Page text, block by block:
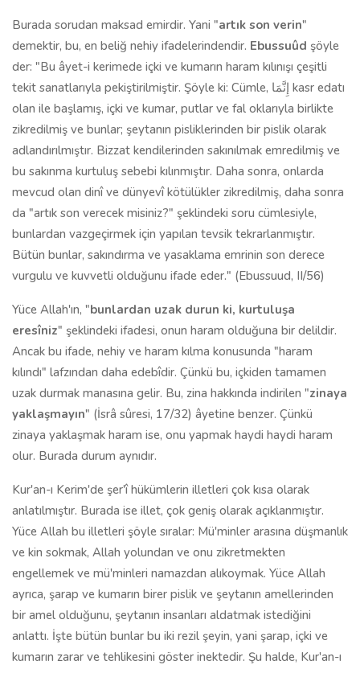
Burada sorudan maksad emirdir. Yani "artık son verin"
demektir, bu, en beliğ nehiy ifadelerindendir. Ebussuûd şöyle
der: "Bu âyet-i kerimede içki ve kumarın haram kılınışı çeşitli
tekit sanatlarıyla pekiştirilmiştir. Şöyle ki: Cümle, إِنَّمَا kasr edatı
olan ile başlamış, içki ve kumar, putlar ve fal oklarıyla birlikte
zikredilmiş ve bunlar; şeytanın pisliklerinden bir pislik olarak
adlandırılmıştır. Bizzat kendilerinden sakınılmak emredilmiş ve
bu sakınma kurtuluş sebebi kılın­mıştır. Daha sonra, onlarda
mevcud olan dinî ve dünyevî kötülükler zikre­dilmiş, daha sonra
da "artık son verecek misiniz?" şeklindeki soru cümle­siyle,
bunlardan vazgeçirmek için yapılan tevsik tekrarlanmıştır.
Bütün bunlar, sakındırma ve yasaklama emrinin son derece
vurgulu ve kuvvetli ol­duğunu ifade eder." (Ebussuud, II/56)
Yüce Allah'ın, "bunlardan uzak durun ki, kurtuluşa
eresîniz" şeklindeki ifadesi, onun haram olduğuna bir delildir.
Ancak bu ifade, nehiy ve haram kılma konusunda "haram
kılındı" lafzından daha edebîdir. Çünkü bu, içkiden tamamen
uzak durmak manasına gelir. Bu, zina hakkında indirilen "zinaya
yaklaşmayın" (İsrâ sûresi, 17/32) âyetine benzer. Çünkü
zinaya yaklaşmak ha­ram ise, onu yapmak haydi haydi haram
olur. Burada durum aynıdır.
Kur'an-ı Kerim'de şer'î hükümlerin illetleri çok kısa olarak
anlatıl­mıştır. Burada ise illet, çok geniş olarak açıklanmıştır.
Yüce Allah bu illet­leri şöyle sıralar: Mü'minler arasına düşmanlık
ve kin sokmak, Allah yolun­dan ve onu zikretmekten
engellemek ve mü'minleri namazdan alıkoymak. Yüce Allah
ayrıca, şarap ve kumarın birer pislik ve şeytanın amellerinden
bir amel olduğunu, şeytanın insanları aldatmak istediğini
anlattı. İşte bütün bunlar bu iki rezil şeyin, yani şarap, içki ve
kumarın zarar ve tehlikesini göster inektedir. Şu halde, Kur'an-ı